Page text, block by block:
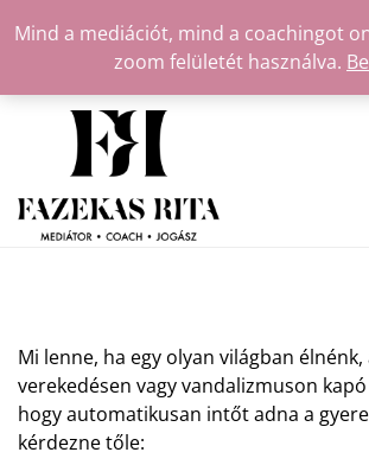
Mind a mediációt, mind a coachingot
zoom felületét használva.
Mi lenne, ha egy olyan világban
verekedésen vagy vandalizmuson
hogy automatikusan intőt adna a
kérdezne tőle: